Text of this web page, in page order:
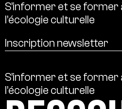
S’informer et se former
l’écologie culturelle
S’informer et se former
l’écologie culturelle